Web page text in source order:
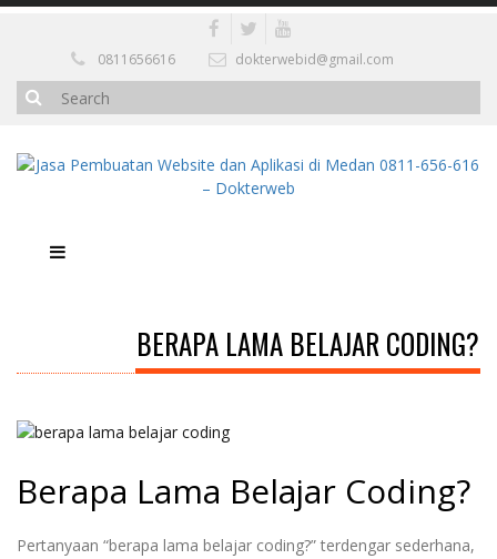
0811656616 dokterwebid@gmail.com
BERAPA LAMA BELAJAR CODING?
Berapa Lama Belajar Coding?
Pertanyaan “berapa lama belajar coding?” terdengar sederhana,